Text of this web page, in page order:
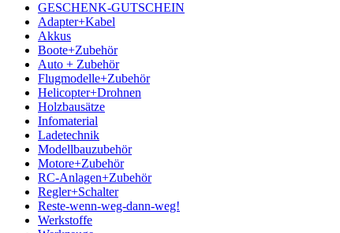
GESCHENK-GUTSCHEIN
Adapter+Kabel
Akkus
Boote+Zubehör
Auto + Zubehör
Flugmodelle+Zubehör
Helicopter+Drohnen
Holzbausätze
Infomaterial
Ladetechnik
Modellbauzubehör
Motore+Zubehör
RC-Anlagen+Zubehör
Regler+Schalter
Reste-wenn-weg-dann-weg!
Werkstoffe